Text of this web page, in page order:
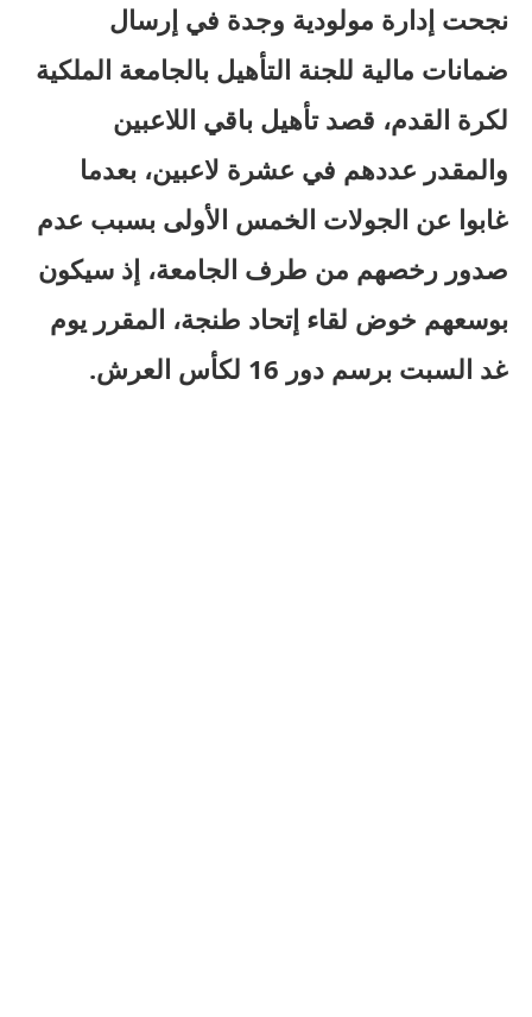
نجحت إدارة مولودية وجدة في إرسال
ضمانات مالية للجنة التأهيل بالجامعة الملكية
لكرة القدم، قصد تأهيل باقي اللاعبين
والمقدر عددهم في عشرة لاعبين، بعدما
غابوا عن الجولات الخمس الأولى بسبب عدم
صدور رخصهم من طرف الجامعة، إذ سيكون
بوسعهم خوض لقاء إتحاد طنجة، المقرر يوم
غد السبت برسم دور 16 لكأس العرش.